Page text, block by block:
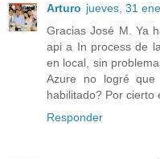
Arturo jueves, 31
Gracias José M. Ya
api a In process de
en local, sin
Azure no logré
habilitado? Por cierto
Responder